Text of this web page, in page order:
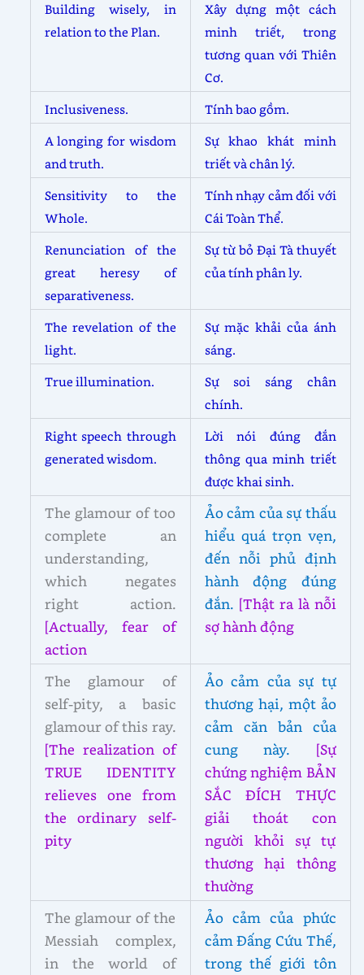
Building wisely, in
relation to the Plan.
Xây dựng một cách
minh triết, trong
tương quan với Thiên
Cơ.
Inclusiveness.
Tính bao gồm.
A longing for wisdom
and truth.
Sự khao khát minh
triết và chân lý.
Sensitivity to the
Whole.
Tính nhạy cảm đối với
Cái Toàn Thể.
Renunciation of the
great heresy of
separativeness.
Sự từ bỏ Đại Tà thuyết
của tính phân ly.
The revelation of the
light.
Sự mặc khải của ánh
sáng.
True illumination.
Sự soi sáng chân
chính.
Right speech through
generated wisdom.
Lời nói đúng đắn
thông qua minh triết
được khai sinh.
The glamour of too
complete an
understanding,
which negates
right action.
[Actually, fear of
action
Ảo cảm của sự thấu
hiểu quá trọn vẹn,
đến nỗi phủ định
hành động đúng
đắn. [Thật ra là nỗi
sợ hành động
The glamour of
self-pity, a basic
glamour of this ray.
[The realization of
TRUE IDENTITY
relieves one from
the ordinary self-
pity
Ảo cảm của sự tự
thương hại, một ảo
cảm căn bản của
cung này. [Sự
chứng nghiệm BẢN
SẮC ĐÍCH THỰC
giải thoát con
người khỏi sự tự
thương hại thông
thường
The glamour of the
Messiah complex,
in the world of
Ảo cảm của phức
cảm Đấng Cứu Thế,
trong thế giới tôn